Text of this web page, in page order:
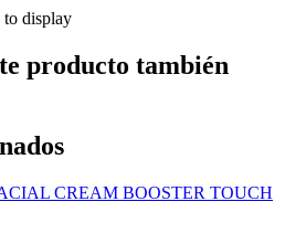
display
producto también